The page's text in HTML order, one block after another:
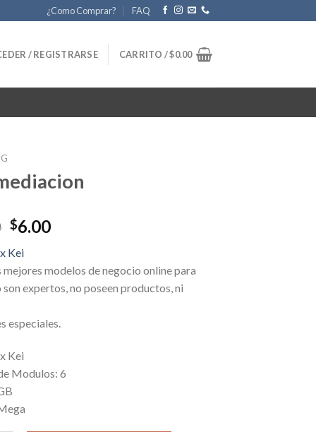
¿Como Comprar? FAQ
/ REGISTRARSE CARRITO /$0.00
Original
was:
$69.00.
$6.00Current
$6.00.
Kei
mejores modelos de negocio online para
son expertos, no poseen productos, ni
especiales.
Kei
Modulos: 6